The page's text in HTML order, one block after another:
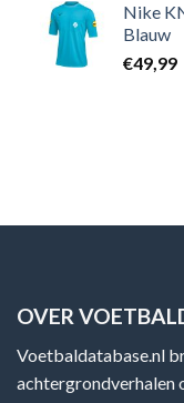
Nike
Blauw
€49,99
OVER
Voetbaldatabase.nl
achtergrondverhalen